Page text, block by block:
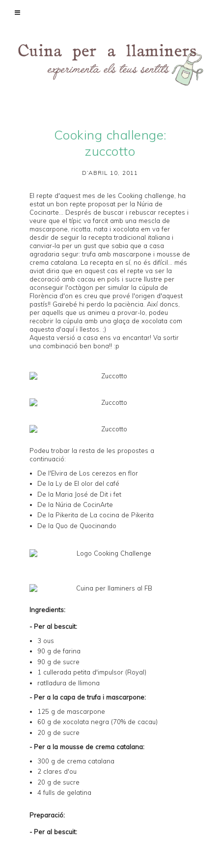
Cooking challenge:
zuccotto
D’ABRIL 10, 2011
El repte d'aquest mes de les Cooking challenge , ha
estat un bon repte proposat per la Núria de
Cocinarte ... Després de buscar i rebuscar receptes i
veure que el típic va farcit amb una mescla de
mascarpone, ricotta, nata i xocolata em va fer
desdir de seguir la recepta tradicional italiana i
canviar-la per un gust que sabia que a casa
agradaria segur: trufa amb mascarpone i mousse de
crema catalana. La recepta en sí, no és difícil... més
aviat diria que en aquest cas el repte va ser la
decoració amb cacau en pols i sucre llustre per
aconseguir l'octàgon per simular la cúpula de
Florència d'on es creu que prové l'origen d'aquest
pastís!! Gairebé hi perdo la paciència. Així doncs,
per aquells que us animeu a provar-lo, podeu
recobrir la cúpula amb una glaça de xocolata com
aquesta d'aquíi llestos. ;)
Aquesta versió a casa ens va encantar! Va sortir
una combinació ben bona!! :p
Podeu trobar la resta de les propostes a
continuació:
De l'Elvira de Los cerezos en flor
De la Ly de El olor del café
De la Maria José de Dit i fet
De la Núria de CocinArte
De la Pikerita de La cocina de Pikerita
De la Quo de Quocinando
Ingredients:
- Per al bescuit:
3 ous
90 g de farina
90 g de sucre
1 cullerada petita d'impulsor (Royal)
ratlladura de llimona
- Per a la capa de trufa i mascarpone:
125 g de mascarpone
60 g de xocolata negra (70% de cacau)
20 g de sucre
- Per a la mousse de crema catalana:
300 g de crema catalana
2 clares d'ou
20 g de sucre
4 fulls de gelatina
Preparació:
- Per al bescuit: